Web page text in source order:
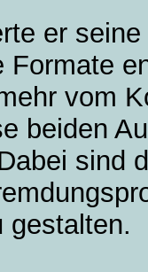
er
Formate
vom
beiden
sind
gestalten.